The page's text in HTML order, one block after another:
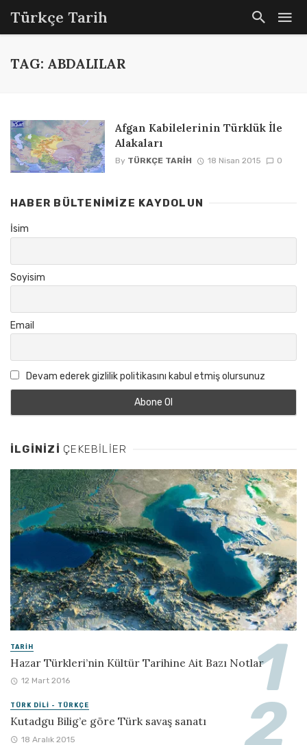
Türkçe Tarih
TAG: ABDALILAR
Afgan Kabilelerinin Türklük İle
Alakaları
By TÜRKÇE TARIH 18 Nisan 2015 0
HABER BÜLTENIMIZE KAYDOLUN
İsim
Soyisim
Email
Devam ederek gizlilik politikasını kabul etmiş olursunuz
İLGINIZI ÇEKEBILIER
TARIH
Hazar Türkleri’nin Kültür Tarihine Ait Bazı Notlar
12 Mart 2016
TÜRK DILI - TÜRKÇE
Kutadgu Bilig’e göre Türk savaş sanatı
18 Aralık 2015